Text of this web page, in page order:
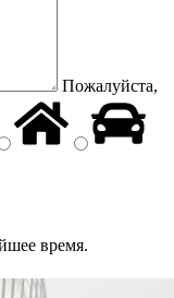
Пожалуйста,
время.